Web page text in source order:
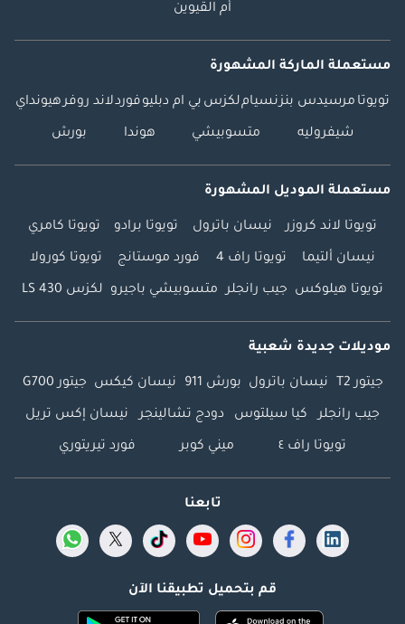
أم القيوين
مستعملة الماركة المشهورة
تويوتا مرسيدس بنزنسياملكزس بي ام دبليوفوردلاند روفرهيونداي
شيفروليه متسوبيشي هوندا بورش
مستعملة الموديل المشهورة
تويوتا لاند كروزر نيسان باترول تويوتا برادو تويوتا كامري
نيسان ألتيما تويوتا راف 4 فورد موستانج تويوتا كورولا
تويوتا هيلوكس جيب رانجلر متسوبيشي باجيرو لكزس LS 430
موديلات جديدة شعبية
جيتور T2 نيسان باترول بورش 911 نيسان كيكس جيتور G700
جيب رانجلر كيا سيلتوس دودج تشالينجر نيسان إكس تريل
تويوتا راف ٤ ميني كوبر فورد تيريتوري
تابعنا
قم بتحميل تطبيقنا الآن